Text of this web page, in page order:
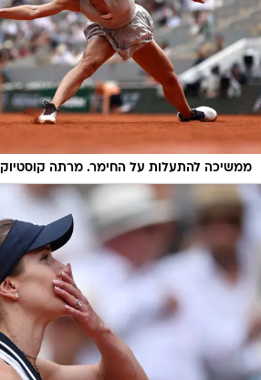
ממשיכה להתעלות על החימר. מרתה קוסטיוק